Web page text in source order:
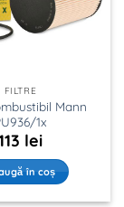
FILTRE
Mann
1x
lei
în coș